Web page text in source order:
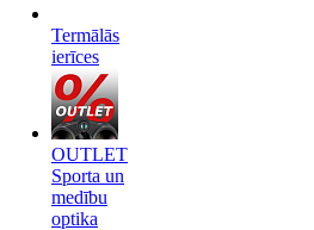
Termālās
ierīces
OUTLET
Sporta un
medību
optika